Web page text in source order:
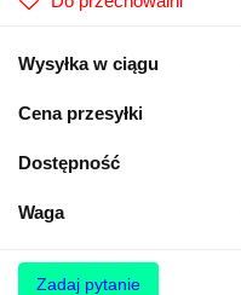
Wysyłka w ciągu
Cena przesyłki
Dostępność
Waga
Zadaj pytanie